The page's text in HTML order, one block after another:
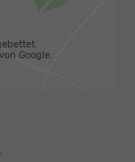
von Google.